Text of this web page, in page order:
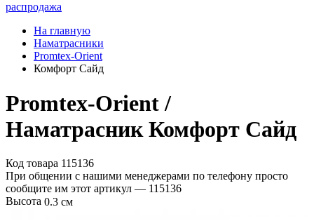
распродажа
На главную
Наматрасники
Promtex-Orient
Комфорт Сайд
Promtex-Orient /
Наматрасник Комфорт Сайд
Код товара 115136
При общении с нашими менеджерами по телефону просто
сообщите им этот артикул — 115136
Высота 0.3 см